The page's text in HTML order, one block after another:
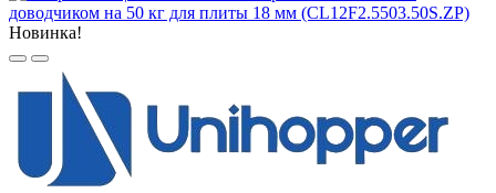
Новинка!